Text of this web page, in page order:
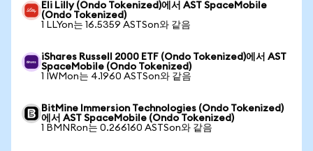
Eli Lilly (Ondo Tokenized)에서 AST SpaceMobile
(Ondo Tokenized)
1 LLYon는 16.5359 ASTSon와 같음
iShares Russell 2000 ETF (Ondo Tokenized)에서 AST
SpaceMobile (Ondo Tokenized)
1 IWMon는 4.1960 ASTSon와 같음
BitMine Immersion Technologies (Ondo Tokenized)
에서 AST SpaceMobile (Ondo Tokenized)
1 BMNRon는 0.266160 ASTSon와 같음